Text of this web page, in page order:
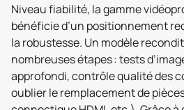
Niveau fiabilité, la gamme
bénéficie d’un positionnement
la robustesse. Un modèle
nombreuses étapes : tests
approfondi, contrôle qualité des
oublier le remplacement de